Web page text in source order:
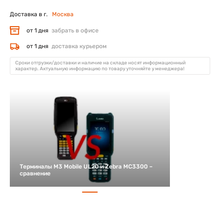
Доставка в г. Москва
от 1 дня забрать в офисе
от 1 дня доставка курьером
Сроки отгрузки/доставки и наличие на складе носят информационный
характер. Актуальную информацию по товару уточняйте у менеджера!
Терминалы M3 Mobile UL20 и Zebra MC3300 –
сравнение